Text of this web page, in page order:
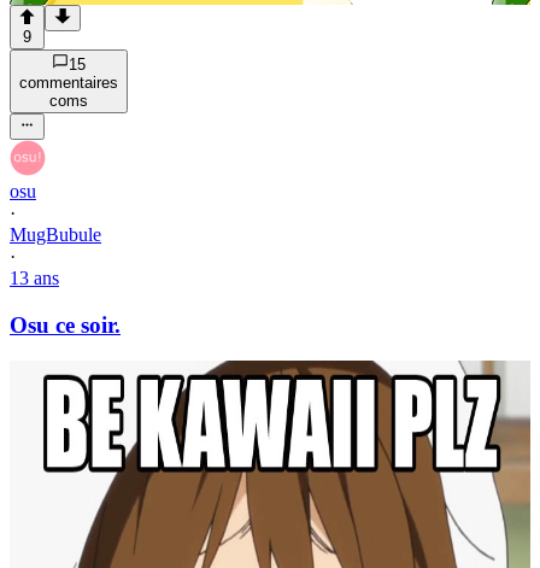
9
15
commentaires
coms
osu
·
MugBubule
·
13 ans
Osu ce soir.